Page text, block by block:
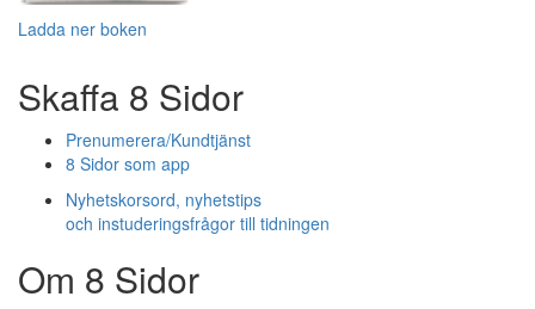
Ladda ner boken
Skaffa 8 Sidor
Prenumerera/Kundtjänst
8 Sidor som app
Nyhetskorsord, nyhetstips
och instuderingsfrågor till tidningen
Om 8 Sidor